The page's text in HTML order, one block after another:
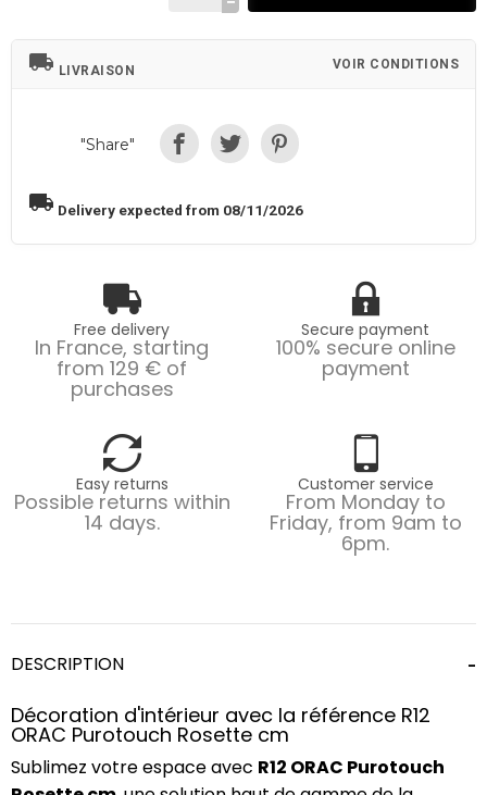
local_shipping LIVRAISON VOIR CONDITIONS
"Share"
local_shipping Delivery expected from 08/11/2026
Free delivery
In France, starting
from 129 € of
purchases
Secure payment
100% secure online
payment
Easy returns
Possible returns within
14 days.
Customer service
From Monday to
Friday, from 9am to
6pm.
DESCRIPTION
Décoration d'intérieur avec la référence R12
ORAC Purotouch Rosette cm
Sublimez votre espace avec R12 ORAC Purotouch